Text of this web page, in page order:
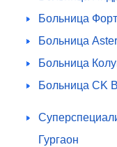
Больница
Больница
Больница
Больница CK
Гургаон